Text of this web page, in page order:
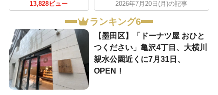
13,828ビュー 2026年7月20日(月)の記事
ランキング6
【墨田区】「ドーナツ屋 おひと
つください」亀沢4丁目、大横川
親水公園近くに7月31日、
OPEN！